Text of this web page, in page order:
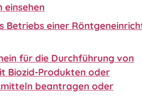
einsehen
Betriebs einer
für die Durchführung von
Biozid-Produkten oder
beantragen oder